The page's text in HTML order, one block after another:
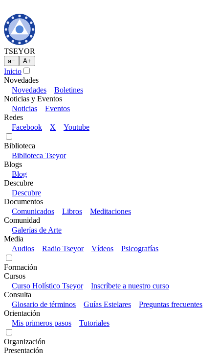
TSEYOR
a− A+
Inicio
Novedades
Novedades
Boletines
Noticias y Eventos
Noticias
Eventos
Redes
Facebook
X Youtube
Biblioteca
Biblioteca Tseyor
Blogs
Blog
Descubre
Descubre
Documentos
Comunicados
Libros
Meditaciones
Comunidad
Galerías de Arte
Media
Audios
Radio Tseyor Vídeos Psicografías
Formación
Cursos
Curso Holístico Tseyor
Inscríbete a nuestro curso
Consulta
Glosario de términos
Guías Estelares
Preguntas frecuentes
Orientación
Mis primeros pasos
Tutoriales
Organización
Presentación